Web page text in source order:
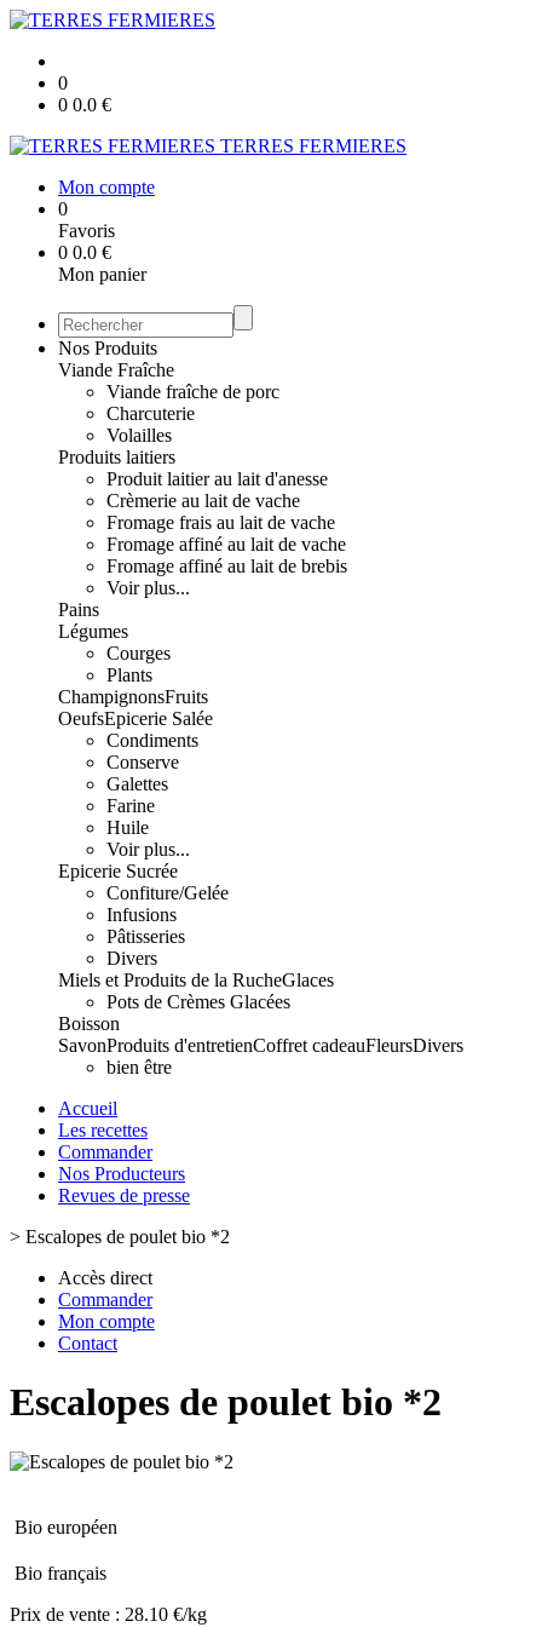
0
0 0.0 €
TERRES FERMIERES
Mon compte
0
Favoris
0 0.0 €
Mon panier
Nos Produits
Viande Fraîche
Viande fraîche de porc
Charcuterie
Volailles
Produits laitiers
Produit laitier au lait d'anesse
Crèmerie au lait de vache
Fromage frais au lait de vache
Fromage affiné au lait de vache
Fromage affiné au lait de brebis
Voir plus...
Pains
Légumes
Courges
Plants
ChampignonsFruits
OeufsEpicerie Salée
Condiments
Conserve
Galettes
Farine
Huile
Voir plus...
Epicerie Sucrée
Confiture/Gelée
Infusions
Pâtisseries
Divers
Miels et Produits de la RucheGlaces
Pots de Crèmes Glacées
Boisson
SavonProduits d'entretienCoffret cadeauFleursDivers
bien être
Accueil
Les recettes
Commander
Nos Producteurs
Revues de presse
> Escalopes de poulet bio *2
Accès direct
Commander
Mon compte
Contact
Escalopes de poulet bio *2
Bio européen
Bio français
Prix de vente : 28.10 €/kg